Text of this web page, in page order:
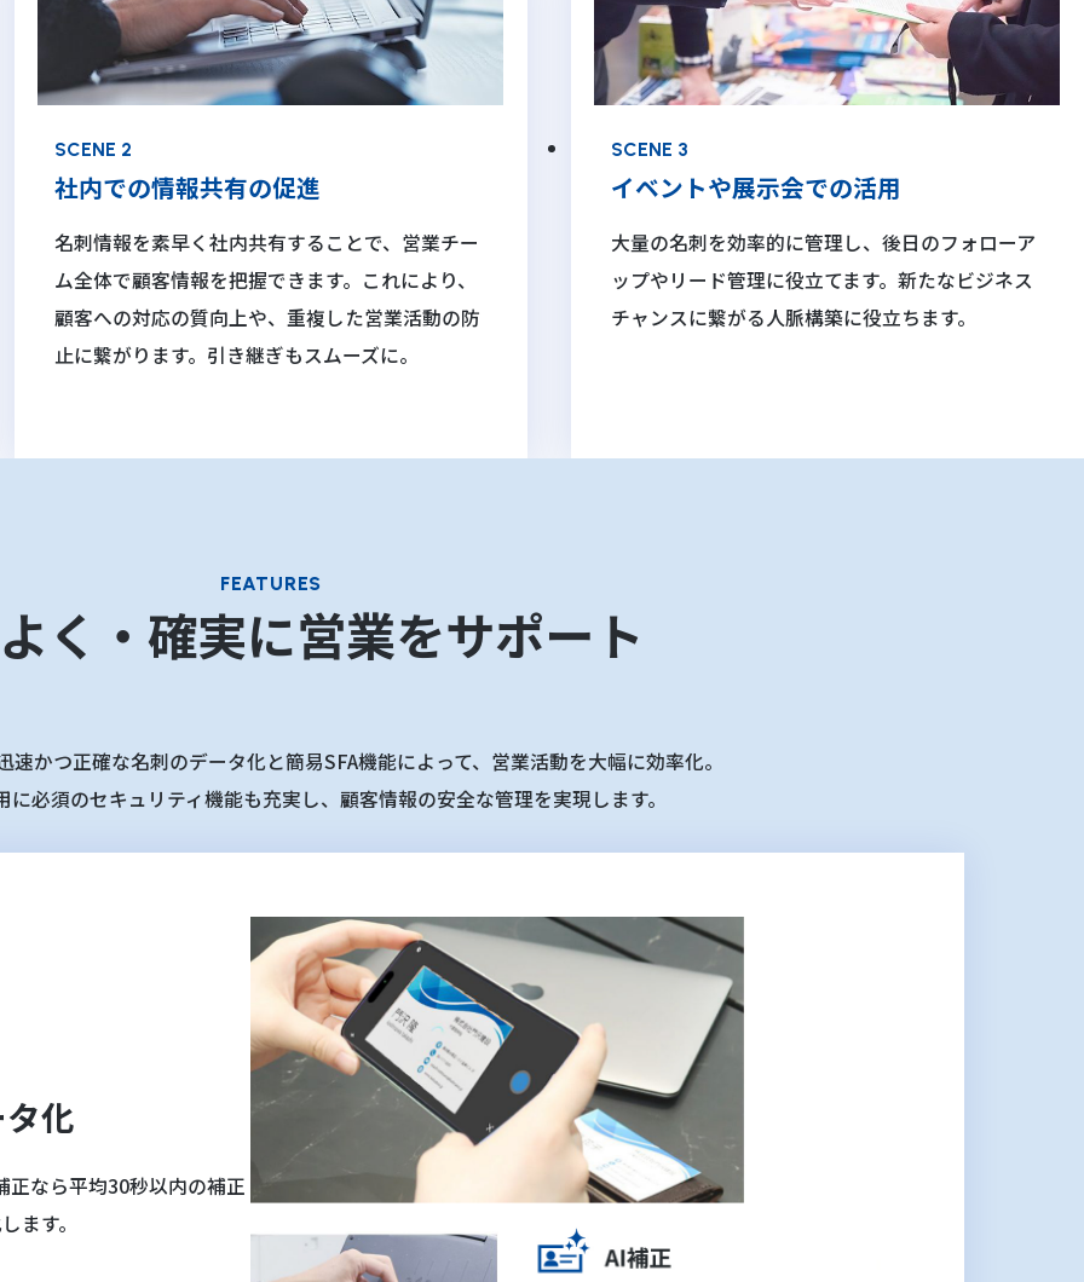
SCENE 2
社内での情報共有の促進
名刺情報を素早く社内共有することで、営業チー
ム全体で顧客情報を把握できます。これにより、
顧客への対応の質向上や、重複した営業活動の防
止に繋がります。引き継ぎもスムーズに。
SCENE 3
イベントや展示会での活用
大量の名刺を効率的に管理し、後日のフォローア
ップやリード管理に役立てます。新たなビジネス
チャンスに繋がる人脈構築に役立ちます。
FEATURES
く・確実に営業をサポート
速かつ正確な名刺のデータ化と簡易SFA機能によって、営業活動を大幅に効率化。
に必須のセキュリティ機能も充実し、顧客情報の安全な管理を実現します。
化
正なら平均30秒以内の補正
ます。